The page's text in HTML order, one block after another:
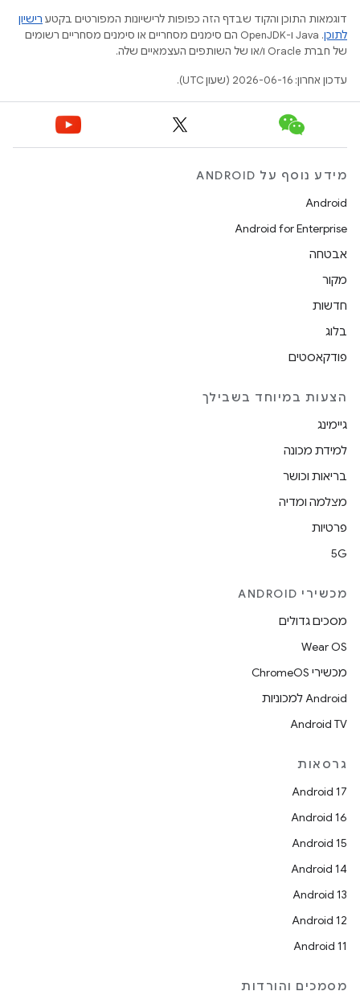
דוגמאות התוכן והקוד שבדף הזה כפופות לרישיונות המפורטים בקטע רישיון
לתוכן
.‏ Java ו-OpenJDK הם סימנים מסחריים או סימנים מסחריים רשומים
של חברת Oracle ו/או של השותפים העצמאיים שלה.
עדכון אחרון: 2026-06-16 (שעון UTC).
מידע נוסף על ANDROID
Android
Android for Enterprise
אבטחה
מקור
חדשות
בלוג
פודקאסטים
הצעות במיוחד בשבילך
גיימינג
למידת מכונה
בריאות וכושר
מצלמה ומדיה
פרטיות
5G
מכשירי ANDROID
מסכים גדולים
Wear OS
מכשירי ChromeOS
Android למכוניות
Android TV
גרסאות
Android 17
Android 16
Android 15
Android 14
Android 13
Android 12
Android 11
מסמכים והורדות